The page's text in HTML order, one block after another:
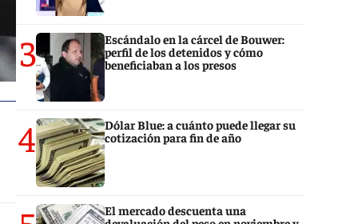
3
Escándalo en la cárcel de Bouwer:
perfil de los detenidos y cómo
beneficiaban a los presos
4
Dólar Blue: a cuánto puede llegar su
cotización para fin de año
El mercado descuenta una